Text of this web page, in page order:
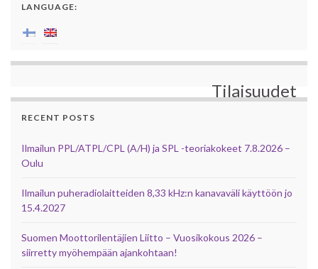
LANGUAGE:
Tilaisuudet
RECENT POSTS
Ilmailun PPL/ATPL/CPL (A/H) ja SPL -teoriakokeet 7.8.2026 –
Oulu
Ilmailun puheradiolaitteiden 8,33 kHz:n kanavaväli käyttöön jo
15.4.2027
Suomen Moottorilentäjien Liitto – Vuosikokous 2026 –
siirretty myöhempään ajankohtaan!